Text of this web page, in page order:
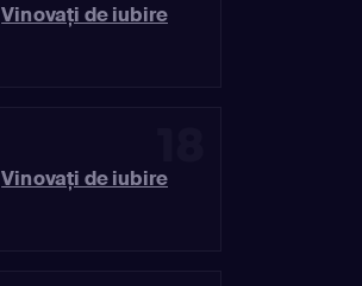
Vinovaţi de iubire
Vinovaţi de iubire